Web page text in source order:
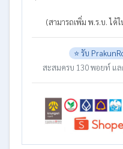
(สามารถเพิ่ม พ.ร.บ. ได้
⭐ รับ
สะสมครบ 130 พอยท์ แล